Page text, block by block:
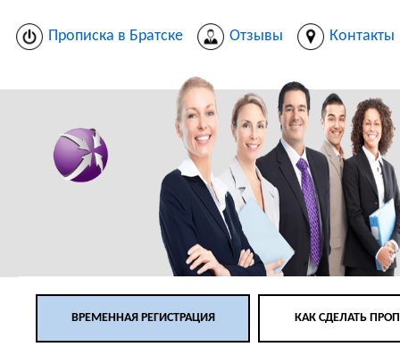
Прописка в Братске Отзывы Контакты
ВРЕМЕННАЯ РЕГИСТРАЦИЯ КАК СДЕЛАТЬ